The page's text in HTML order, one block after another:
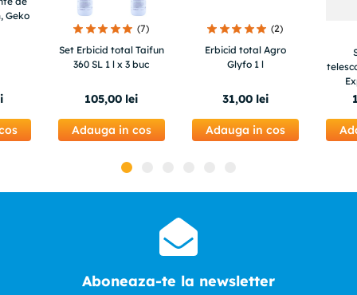
Geko
(7)
Set Erbicid total Taifun
360 SL 1 l x 3 buc
105,00 lei
Adauga in cos
(2)
Erbicid total Agro
Glyfo 1 l
31,00 lei
Adauga in cos
Aboneaza-te la newsletter